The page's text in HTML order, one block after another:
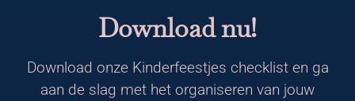
Download nu!
Download onze Kinderfeestjes checklist en ga
aan de slag met het organiseren van jouw